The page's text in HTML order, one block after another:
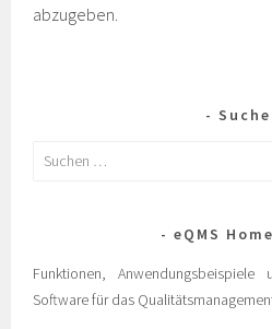
abzugeben.
Suche
eQMS
Funktionen, Anwendungsbeispiele
Software für das